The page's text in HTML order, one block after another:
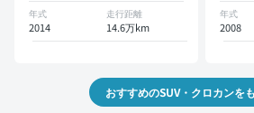
年式
2014
走行距離
14.6万km
年式
2008
おすすめのSUV・クロカンを